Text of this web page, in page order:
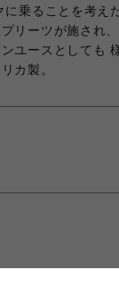
乗ることを考え
リーツが施され
ユースとしても
カ製。